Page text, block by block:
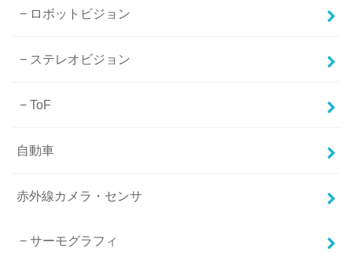
ロボットビジョン
ステレオビジョン
ToF
自動車
赤外線カメラ・センサ
サーモグラフィ